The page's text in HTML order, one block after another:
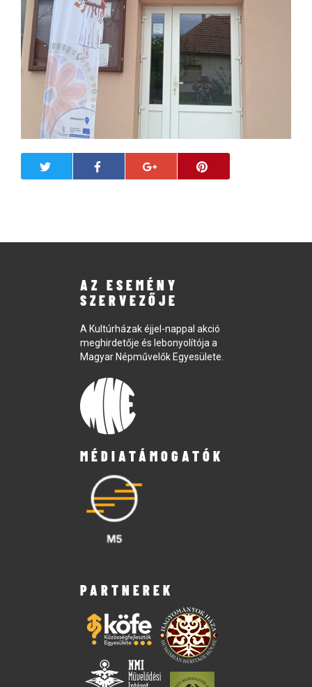
AZ ESEMÉNY
SZERVEZŐJE
A Kultúrházak éjjel-nappal akció
meghirdetője és lebonyolítója a
Magyar Népművelők Egyesülete.
MÉDIATÁMOGATÓK
PARTNEREK